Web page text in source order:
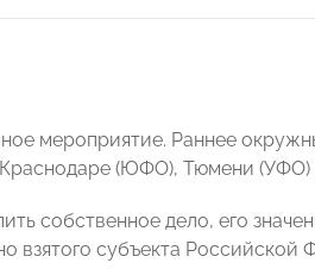
мероприятие. Раннее
(ЮФО), Тюмени
собственное дело, его
взятого субъекта Российской